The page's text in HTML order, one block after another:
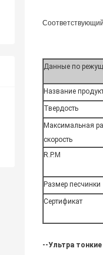
Данные по
Название
Твердость
Максимальная
скорость
R.P.M
Размер песчинки
Сертификат
--Ультра